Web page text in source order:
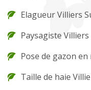
Elagueur Villiers
Paysagiste
Pose de gazon
Taille de haie